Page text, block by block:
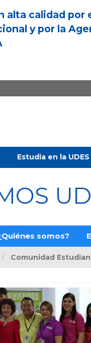
alta calidad por
y por la
Estudia en la UDES
somos?
Comunidad